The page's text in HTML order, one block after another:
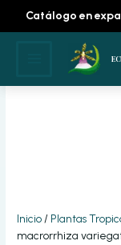
Catálogo en
Inicio / Plantas
macrorrhiza
cantidad